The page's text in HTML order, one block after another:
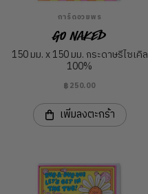
การ์ดอวยพร
Go Naked
150 มม. x 150 มม. กระดาษรีไซเคิล
100%
฿250.00
เพิ่มลงตะกร้า